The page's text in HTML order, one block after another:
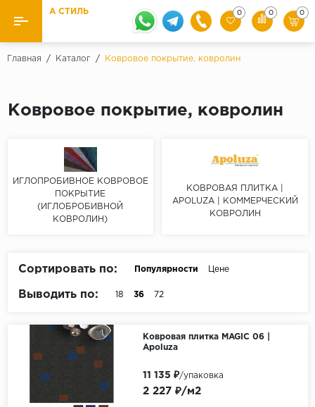
Назад Назад
Kaindl
Класс
33 класс
Бежевый
Паркетная доска
Ковролин и ковровая плитка
Плитка ПВХ
Линолеум
А СТИЛЬ 0 0 0
Главная / Каталог / Ковровое покрытие, ковролин
Ковровое покрытие, ковролин
ИГЛОПРОБИВНОЕ КОВРОВОЕ
ПОКРЫТИЕ
(ИГЛОБРОБИВНОЙ
КОВРОЛИН)
КОВРОВАЯ ПЛИТКА |
APOLUZA | КОММЕРЧЕСКИЙ
КОВРОЛИН
Сортировать по: Популярности Цене
Выводить по: 18 36 72
Ковровая плитка MAGIC 06 |
Apoluza
2 227 ₽/м2
11 135 ₽/упаковка